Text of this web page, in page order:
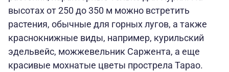
высотах от 250 до 350 м можно встретить
растения, обычные для горных лугов, а также
краснокнижные виды, например, курильский
эдельвейс, можжевельник Саржента, а еще
красивые мохнатые цветы прострела Тарао.